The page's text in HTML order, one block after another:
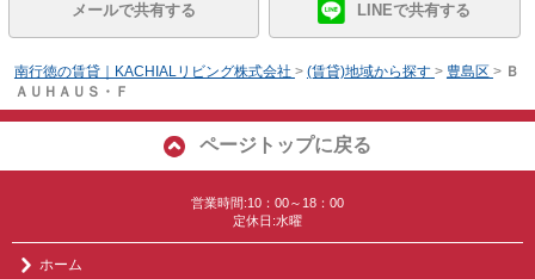
メールで共有する LINEで共有する
南行徳の賃貸｜KACHIALリビング株式会社 > (賃貸)地域から探す > 豊島区 > Ｂ
ＡＵＨＡＵＳ・Ｆ
ページトップに戻る
営業時間:10：00～18：00
定休日:水曜
ホーム